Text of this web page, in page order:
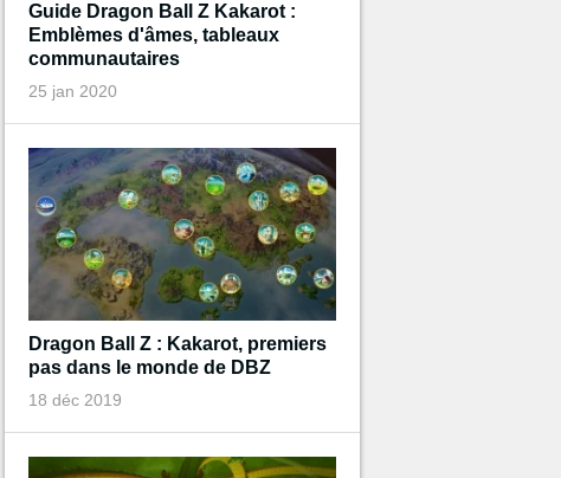
Guide Dragon Ball Z Kakarot :
Emblèmes d'âmes, tableaux
communautaires
25 jan 2020
Dragon Ball Z : Kakarot, premiers
pas dans le monde de DBZ
18 déc 2019